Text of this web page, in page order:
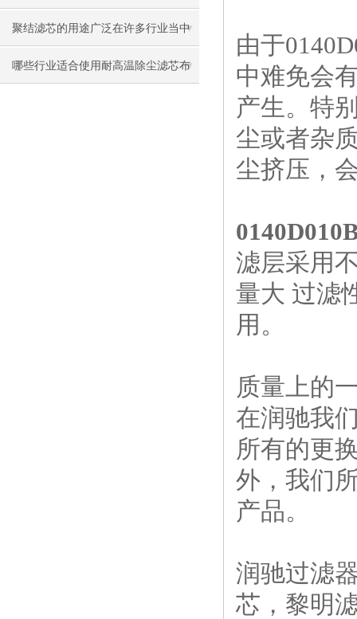
聚结滤芯的用途广泛在许多行业当中
发挥很大作用
哪些行业适合使用耐高温除尘滤芯布
由于
中难免会
产生。特
尘或者杂
尘挤压，
滤层采用
量大 过滤
用。
质量上的
在润驰我
所有的更
外，我们
产品。
润驰过滤
芯，黎明